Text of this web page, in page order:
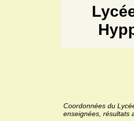
Coordonnées du
enseignées, résultats